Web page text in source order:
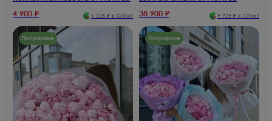
4 900 ₽ 1 225 ₽ в Сплит 38 900 ₽ 9 725 ₽ в Сплит
Популярное Популярное